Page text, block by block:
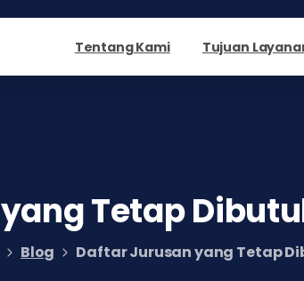
Tentang Kami Tujuan
yangTetap
Blog Daftar Jurusan yang Tetap